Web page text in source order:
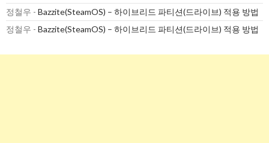
정철우 - Bazzite(SteamOS) – 하이브리드 파티션(드라이브) 적용 방법
정철우 - Bazzite(SteamOS) – 하이브리드 파티션(드라이브) 적용 방법